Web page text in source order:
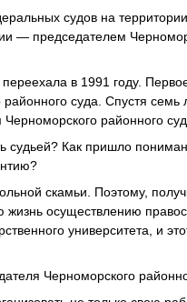
судов на
— председателем
в 1991 году.
суда. Спустя семь
районного
судьей? Как пришло
скамьи. Поэтому,
осуществлению
университета, и
Черноморского